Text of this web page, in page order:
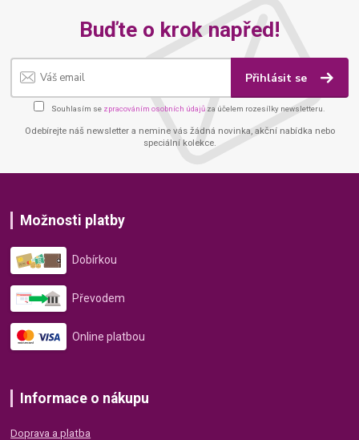
Buďte o krok napřed!
Přihlásit se
Souhlasím se zpracováním osobních údajů za účelem rozesílky newsletteru.
Odebírejte náš newsletter a nemine vás žádná novinka, akční nabídka nebo
speciální kolekce.
Možnosti platby
Dobírkou
Převodem
Online platbou
Informace o nákupu
Doprava a platba